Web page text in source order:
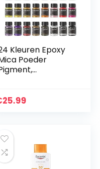
Kleuren Epoxy
Poeder
Gebruikt
25.99